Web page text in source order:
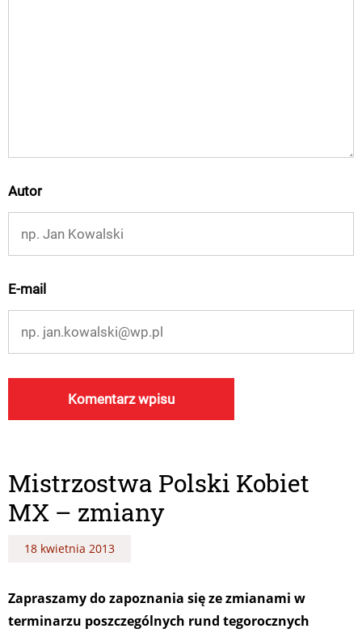
Autor
E-mail
Mistrzostwa Polski Kobiet
MX – zmiany
18 kwietnia 2013
Zapraszamy do zapoznania się ze zmianami w
terminarzu poszczególnych rund tegorocznych